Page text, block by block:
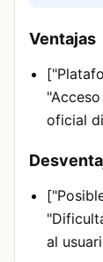
Ventajas
oficial
al